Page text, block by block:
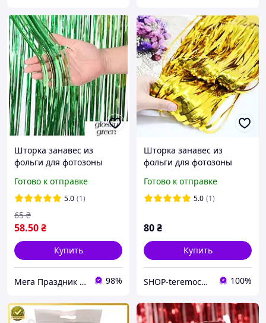
Шторка занавес из
фольги для фотозоны
Готово к отправке
5.0 (1)
58.50₴
65 ₴
Купить
Мега Праздник – магазин аксессуаров для праздника и все для оформления воздушными шарами ОПТ. 98%
Шторка занавес из
фольги для фотозоны
декоративная шторка
фольгированная золото
Готово к отправке
5.0 (1)
80₴
Купить
SHOP-teremochek Интернет магазин 100%